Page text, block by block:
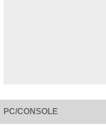
PC/CONSOLE